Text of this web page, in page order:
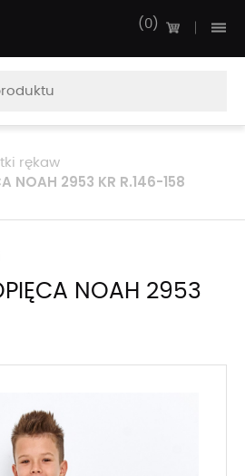
0
rękaw
NOAH 2953 KR R.146-158
NOAH 2953